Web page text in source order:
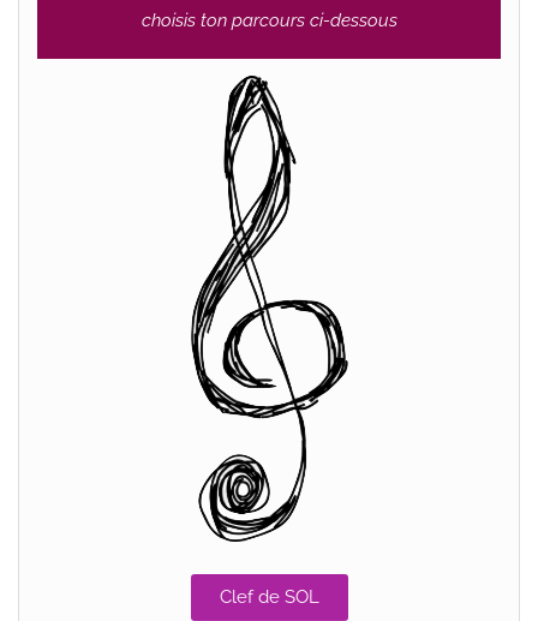
choisis ton parcours ci-dessous
Clef de SOL